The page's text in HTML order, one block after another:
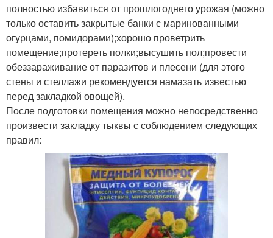
полностью избавиться от прошлогоднего урожая (можно
только оставить закрытые банки с маринованными
огурцами, помидорами);хорошо проветрить
помещение;протереть полки;высушить пол;провести
обеззараживание от паразитов и плесени (для этого
стены и стеллажи рекомендуется намазать известью
перед закладкой овощей).
После подготовки помещения можно непосредственно
произвести закладку тыквы с соблюдением следующих
правил: